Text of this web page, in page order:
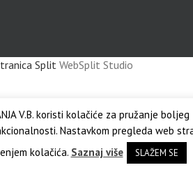
Split WebSplit Studio
V.B. koristi kolačiće za pružanje boljeg
Nastavkom pregleda web
kolačića. Saznaj više SLAŽEM SE